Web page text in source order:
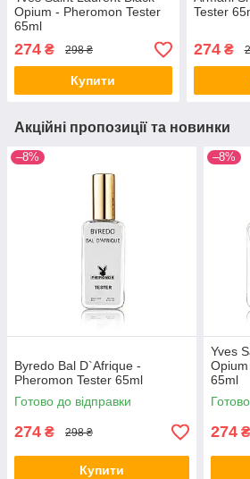
Opium - Pheromon Tester
65ml
274 ₴ 298 ₴
Купити
Tester
274₴
Акційні пропозиції та новинки
–8%
Byredo Bal D`Afrique -
Pheromon Tester 65ml
Готово до відправки
274 ₴ 298 ₴
Купити
–8%
Yves
65ml
274 ₴